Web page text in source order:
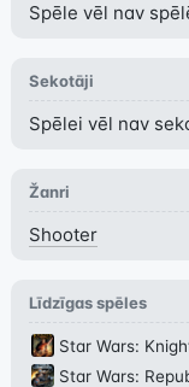
Spēle vēl nav
Sekotāji
Spēlei vēl nav
Žanri
Shooter
Līdzīgas spēles
Star Wars:
Star Wars: